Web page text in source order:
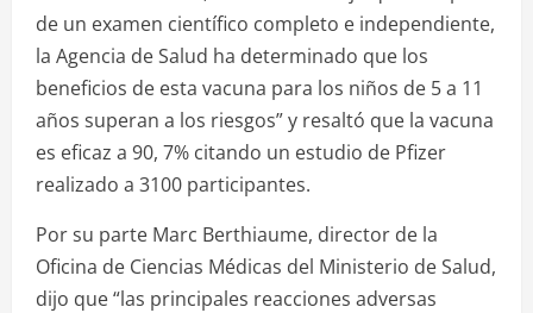
de un examen científico completo e independiente,
la Agencia de Salud ha determinado que los
beneficios de esta vacuna para los niños de 5 a 11
años superan a los riesgos” y resaltó que la vacuna
es eficaz a 90, 7% citando un estudio de Pfizer
realizado a 3100 participantes.
Por su parte Marc Berthiaume, director de la
Oficina de Ciencias Médicas del Ministerio de Salud,
dijo que “las principales reacciones adversas